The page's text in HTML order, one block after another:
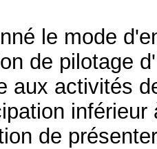
le mode
de pilotage
aux activités
de